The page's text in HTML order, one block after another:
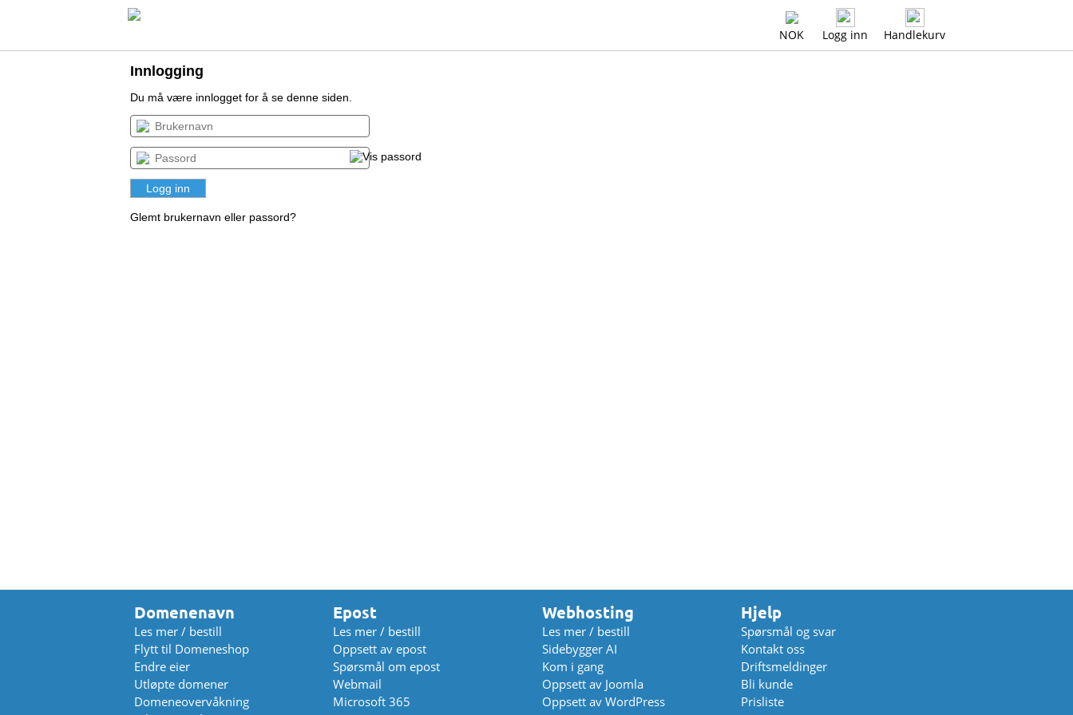
NOK Logg inn Handlekurv
Innlogging
Du må være innlogget for å se denne siden.
Glemt brukernavn eller passord?
Domenenavn
Les mer / bestill
Flytt til Domeneshop
Endre eier
Utløpte domener
Domeneovervåkning
Epost
Les mer / bestill
Oppsett av epost
Spørsmål om epost
Webmail
Microsoft 365
Webhosting
Les mer / bestill
Sidebygger AI
Kom i gang
Oppsett av Joomla
Oppsett av WordPress
Hjelp
Spørsmål og svar
Kontakt oss
Driftsmeldinger
Bli kunde
Prisliste